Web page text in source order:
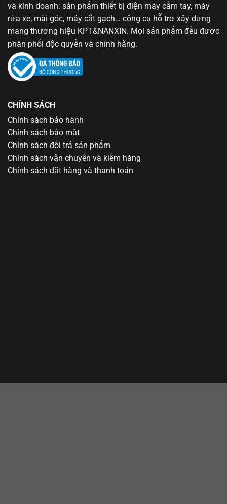
và kinh doanh: sản phẩm thiết bị điện máy cầm tay, máy
rửa xe, mài góc, máy cắt gạch… công cụ hỗ trợ xây dựng
mang thương hiệu KPT&NANXIN. Mọi sản phẩm đều được
phân phối độc quyền và chính hãng.
CHÍNH SÁCH
Chính sách bảo hành
Chính sách bảo mật
Chính sách đổi trả sản phẩm
Chính sách vận chuyển và kiểm hàng
Chính sách đặt hàng và thanh toán